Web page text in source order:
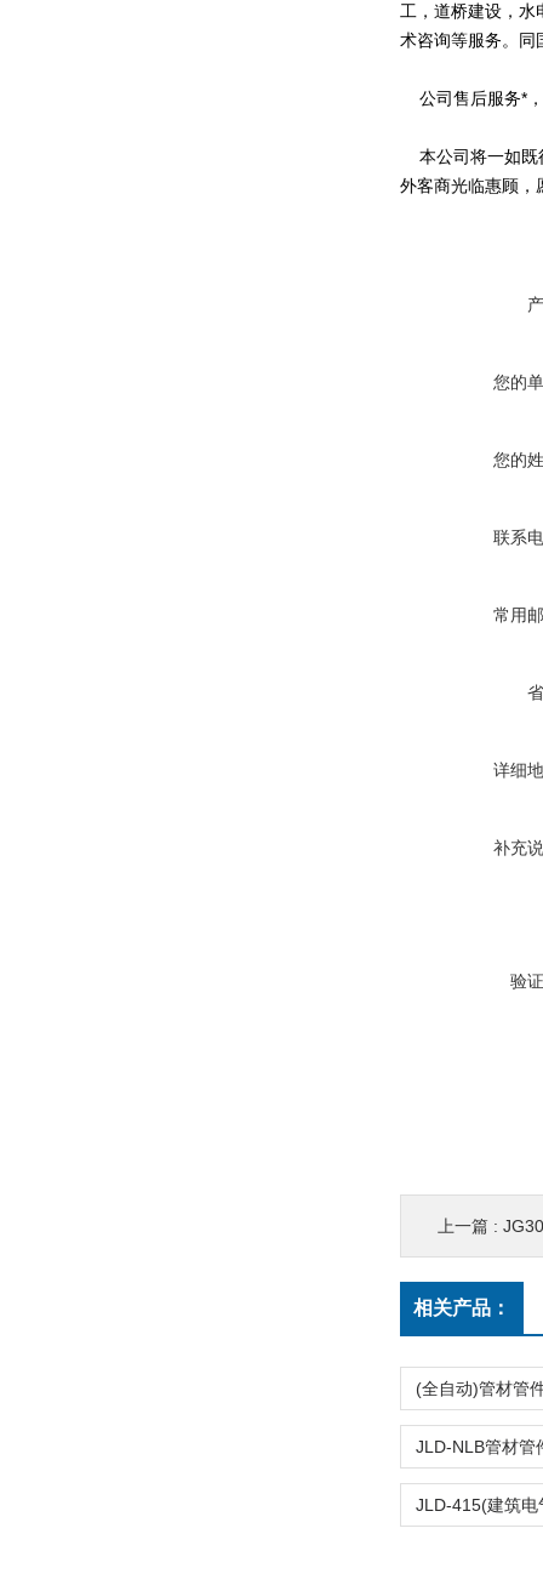
工，道桥建设，水
术咨询等服务。同
公司售后服务*，
本公司将一如既
外客商光临惠顾，
您的
您的
联系
常用
详细
补充
验
上一篇 :
相关产品：